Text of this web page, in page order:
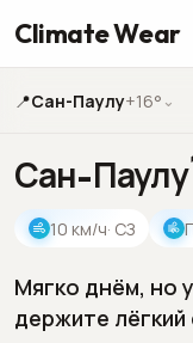
Climate Wear
📍Сан-Паулу+16° ⌄
Сан-Паулу
10 км/ч· СЗ
Мягко днём, но
держите